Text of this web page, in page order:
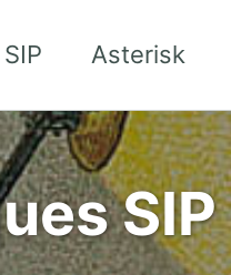
SIP Asterisk
SIP